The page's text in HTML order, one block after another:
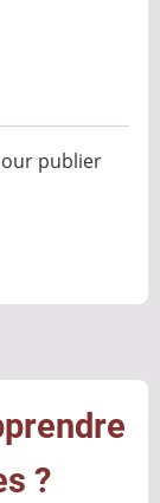
publier
?